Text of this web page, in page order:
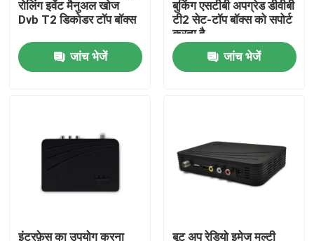
फैक्टरी यात्रा
गुणवत्ता नियंत्रण
एक बोली का अनुरोध
टीवी सेट टॉप बॉक्स
डीवीबीसी सेट टॉप बॉक्स
रोलिंग इवेंट मैनुअल खोज
Dvb T2 डिकोडर टॉप बॉक्स
जांच भेजें
बुकिंग एसटीबी अपग्रेड डीवीबी
टी2 सेट-टॉप बॉक्स को सपोर्ट
करता है
जांच भेजें
इंटरफ़ेस का उपयोग करना बूट अप रेडियो इमेज मल्टी